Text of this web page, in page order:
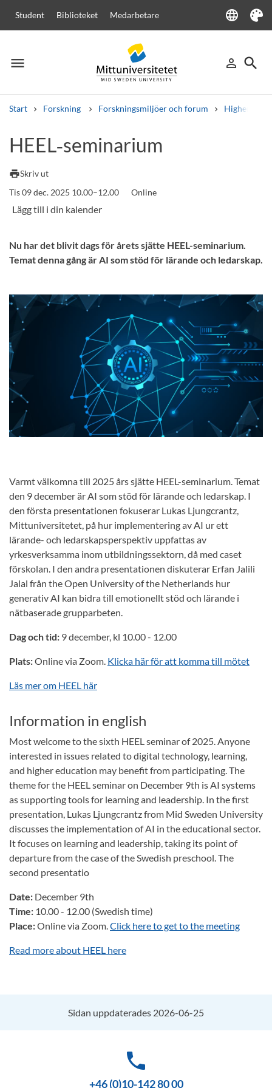
Student Biblioteket Medarbetare language
Language
Tema
menu
Meny person_outline
Logga in
search
Sök
Start Forskning Forskningsmiljöer och forum Higher
Andra söktjänster
Kurser och program
HEEL‑seminarium
printSkriv ut
Tis 09 dec. 2025 10.00–12.00
Online
Nu har det blivit dags för årets sjätte HEEL-seminarium.
Temat denna gång är AI som stöd för lärande och ledarskap.
Varmt välkomna till 2025 års sjätte HEEL-seminarium. Temat
den 9 december är AI som stöd för lärande och ledarskap. I
den första presentationen fokuserar Lukas Ljungcrantz,
Mittuniversitetet, på hur implementering av AI ur ett
lärande- och ledarskapsperspektiv uppfattas av
yrkesverksamma inom utbildningssektorn, då med caset
förskolan. I den andra presentationen diskuterar Erfan Jalili
Jalal från the Open University of the Netherlands hur
generativ AI kan bidra till emotionellt stöd och lärande i
nätbaserade grupparbeten.
Dag och tid: 9 december, kl 10.00 - 12.00
Plats:Online via Zoom. Klicka här för att komma till mötet
Läs mer om HEEL här
Information in english
Most welcome to the sixth HEEL seminar of 2025. Anyone
interested in issues related to digital technology, learning,
and higher education may benefit from participating. The
theme for the HEEL seminar on December 9th is AI systems
as supporting tools for learning and leadership. In the first
presentation, Lukas Ljungcrantz from Mid Sweden University
discusses the implementation of AI in the educational sector.
It focuses on learning and leadership, taking its point of
departure from the case of the Swedish preschool. The
second presentatio
Date: December 9th
Time: 10.00 - 12.00 (Swedish time)
Place:Online via Zoom.Click here to get to the meeting
Read more about HEEL here
Sidan uppdaterades 2026-06-25
phone
+46 (0)10-142 80 00